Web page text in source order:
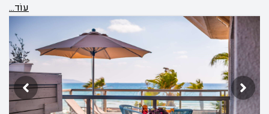
עוֹד...